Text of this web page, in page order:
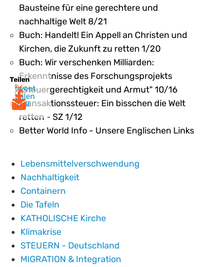
Teilen
tweet
teilen
mail
Bausteine für eine gerechtere und
nachhaltige Welt 8/21
Buch: Handelt! Ein Appell an Christen und
Kirchen, die Zukunft zu retten 1/20
Buch: Wir verschenken Milliarden:
Erkenntnisse des Forschungsprojekts
"Steuergerechtigkeit und Armut" 10/16
Transaktionssteuer: Ein bisschen die Welt
retten - SZ 1/12
Better World Info - Unsere Englischen Links
Lebensmittelverschwendung
Nachhaltigkeit
Containern
Die Tafeln
KATHOLISCHE Kirche
Klimakrise
STEUERN - Deutschland
MIGRATION & Integration